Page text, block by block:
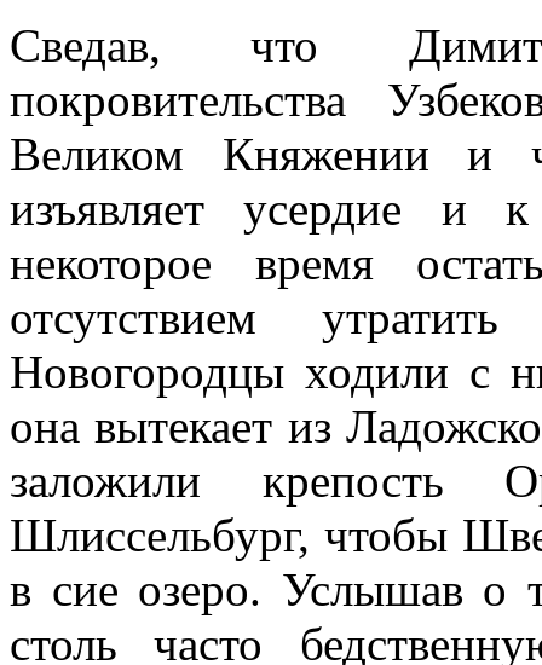
Сведав, что
покровительства
Великом Княжении и
изъявляет усердие и
некоторое время
отсутствием
Новогородцы ходили с
она вытекает из
заложили крепость
Шлиссельбург, чтобы
в сие озеро. Услышав о
столь часто